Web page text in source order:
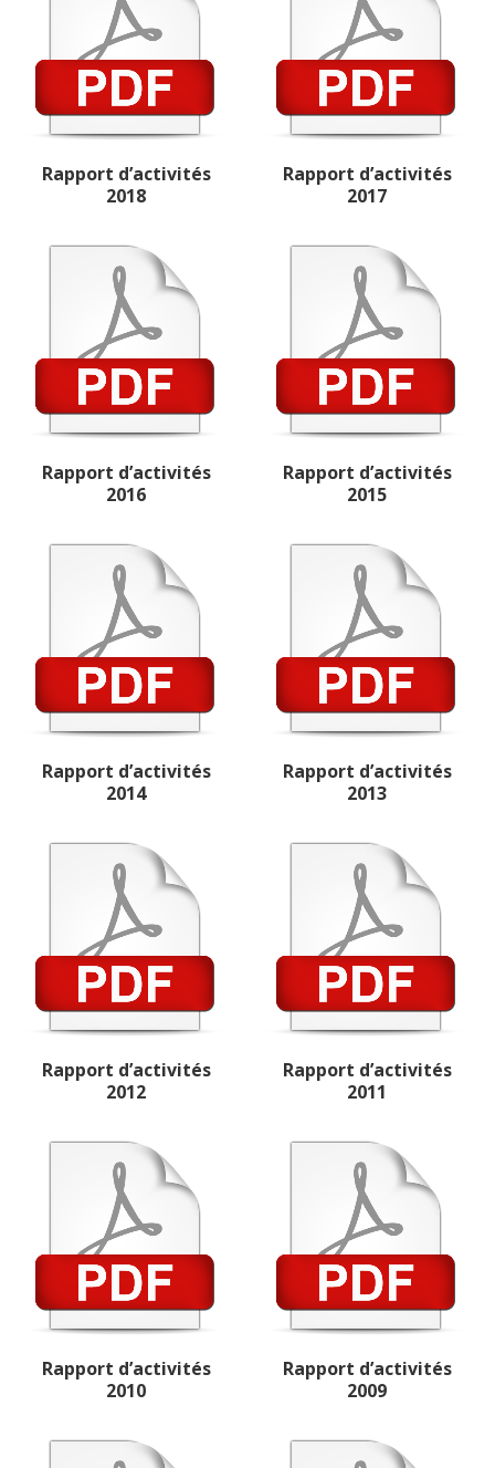
Rapport d’activités
2018
Rapport d’activités
2017
Rapport d’activités
2016
Rapport d’activités
2015
Rapport d’activités
2014
Rapport d’activités
2013
Rapport d’activités
2012
Rapport d’activités
2011
Rapport d’activités
2010
Rapport d’activités
2009